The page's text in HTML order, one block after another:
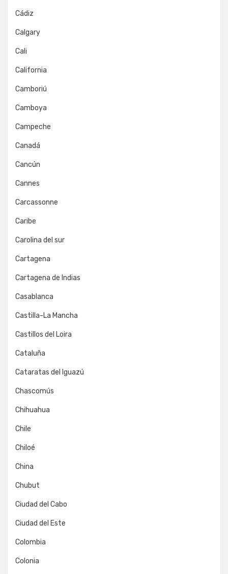
Cádiz
Calgary
Cali
California
Camboriú
Camboya
Campeche
Canadá
Cancún
Cannes
Carcassonne
Caribe
Carolina del sur
Cartagena
Cartagena de Indias
Casablanca
Castilla-La Mancha
Castillos del Loira
Cataluña
Cataratas del Iguazú
Chascomús
Chihuahua
Chile
Chiloé
China
Chubut
Ciudad del Cabo
Ciudad del Este
Colombia
Colonia